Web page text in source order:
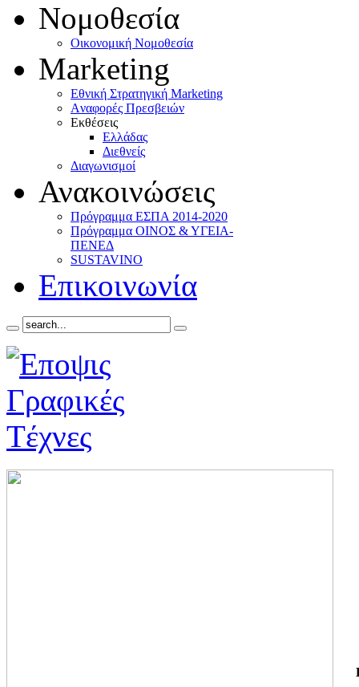
Νομοθεσία
Οικονομική Νομοθεσία
Marketing
Eθνική Στρατηγική Marketing
Aναφορές Πρεσβειών
Eκθέσεις
Eλλάδας
Διεθνείς
Διαγωνισμοί
Ανακοινώσεις
Πρόγραμμα ΕΣΠΑ 2014-2020
Πρόγραμμα ΟΙΝΟΣ & ΥΓΕΙΑ-
ΠΕΝΕΔ
SUSTAVINO
Επικοινωνία